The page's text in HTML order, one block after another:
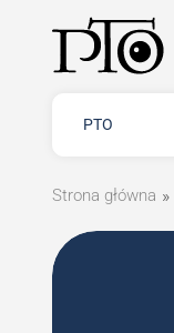
PTO
Strona główna »